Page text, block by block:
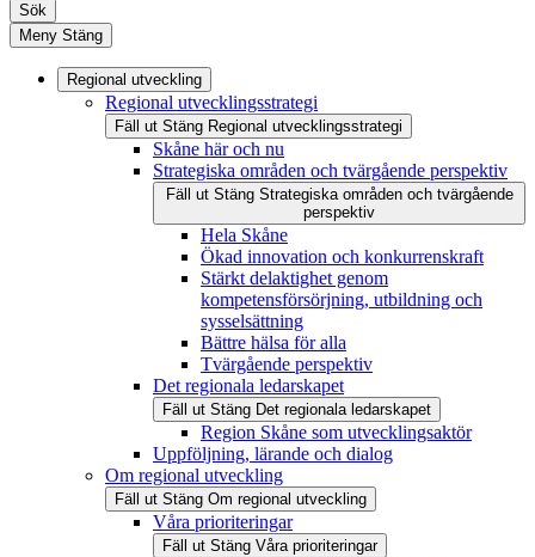
Sök
Meny Stäng
Regional utveckling
Regional utvecklingsstrategi
Fäll ut Stäng Regional utvecklingsstrategi
Skåne här och nu
Strategiska områden och tvärgående perspektiv
Fäll ut Stäng Strategiska områden och tvärgående
perspektiv
Hela Skåne
Ökad innovation och konkurrenskraft
Stärkt delaktighet genom
kompetensförsörjning, utbildning och
sysselsättning
Bättre hälsa för alla
Tvärgående perspektiv
Det regionala ledarskapet
Fäll ut Stäng Det regionala ledarskapet
Region Skåne som utvecklingsaktör
Uppföljning, lärande och dialog
Om regional utveckling
Fäll ut Stäng Om regional utveckling
Våra prioriteringar
Fäll ut Stäng Våra prioriteringar